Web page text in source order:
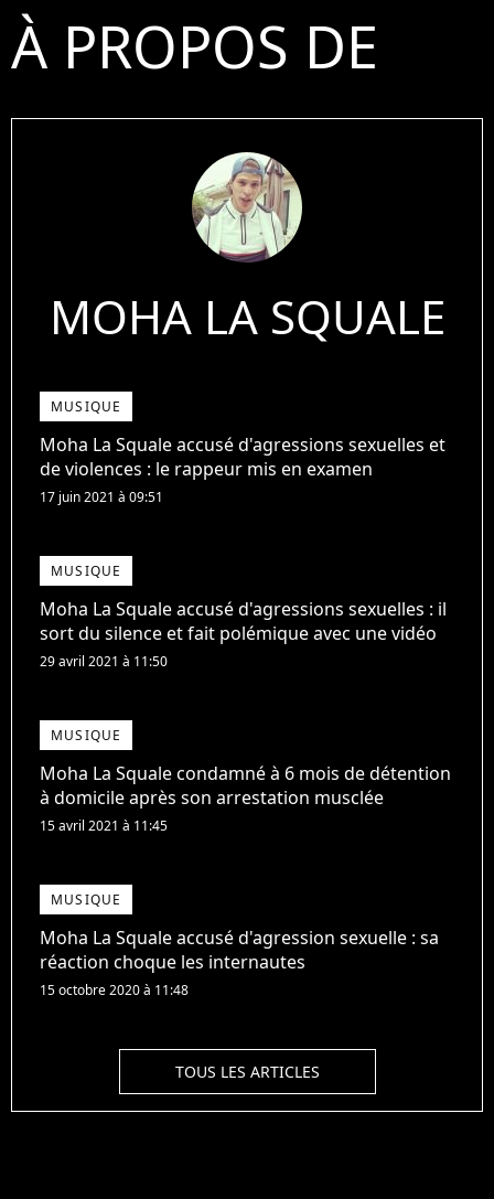
À PROPOS DE
MOHA LA SQUALE
MUSIQUE
Moha La Squale accusé d'agressions sexuelles et
de violences : le rappeur mis en examen
17 juin 2021 à 09:51
MUSIQUE
Moha La Squale accusé d'agressions sexuelles : il
sort du silence et fait polémique avec une vidéo
29 avril 2021 à 11:50
MUSIQUE
Moha La Squale condamné à 6 mois de détention
à domicile après son arrestation musclée
15 avril 2021 à 11:45
MUSIQUE
Moha La Squale accusé d'agression sexuelle : sa
réaction choque les internautes
15 octobre 2020 à 11:48
TOUS LES ARTICLES